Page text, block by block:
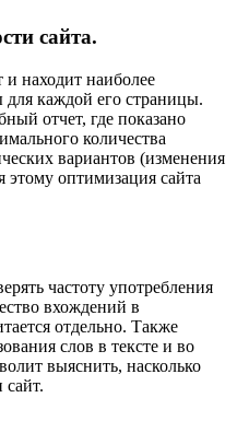
сайта.
и находит наиболее
для каждой его страницы.
отчет, где показано
количества
вариантов (изменения
оптимизация сайта
частоту употребления
вхождений в
отдельно. Также
слов в тексте и во
выяснить, насколько